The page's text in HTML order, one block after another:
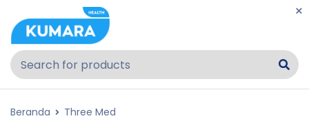
Beranda Three Med